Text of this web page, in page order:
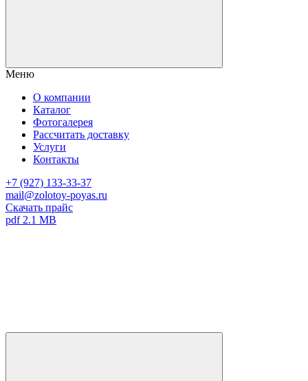
Меню
О компании
Каталог
Фотогалерея
Рассчитать доставку
Услуги
Контакты
+7 (927) 133-33-37
mail@zolotoy-poyas.ru
Скачать прайс
pdf 2.1 MB